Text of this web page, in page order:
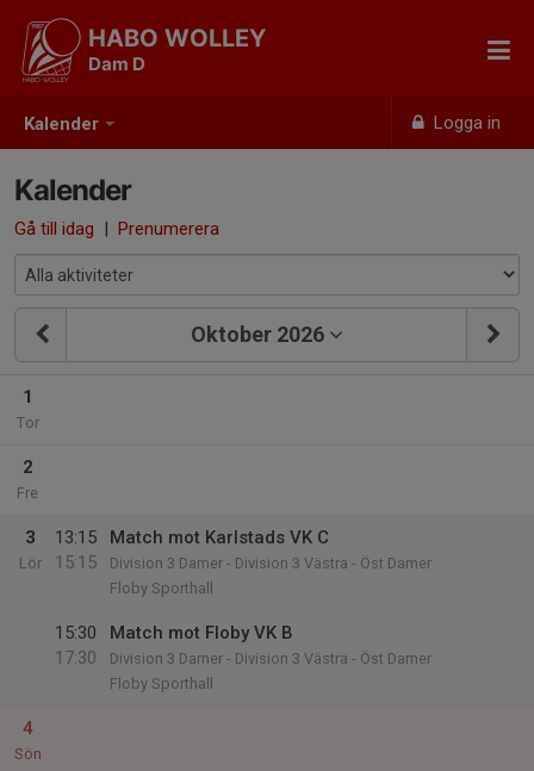
Kalender Logga in
HABO WOLLEY
Dam D
Kalender
Gå till idag | Prenumerera
Oktober 2026
1
Tor
2
Fre
3
Lör
13:15
15:15
Match mot Karlstads VK C
Division 3 Damer - Division 3 Västra - Öst Damer
Floby Sporthall
15:30
17:30
Match mot Floby VK B
Division 3 Damer - Division 3 Västra - Öst Damer
Floby Sporthall
4
Sön